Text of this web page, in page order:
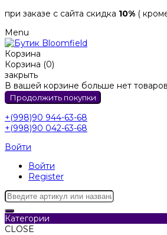
при заказе с сайта скидка 10% (
Menu
Корзина
Корзина (0)
закрыть
В вашей корзине больше нет товаров
Продолжить покупки
+(998)90 944-63-68
+(998)90 042-63-68
Войти
Войти
Register
Категории
CLOSE